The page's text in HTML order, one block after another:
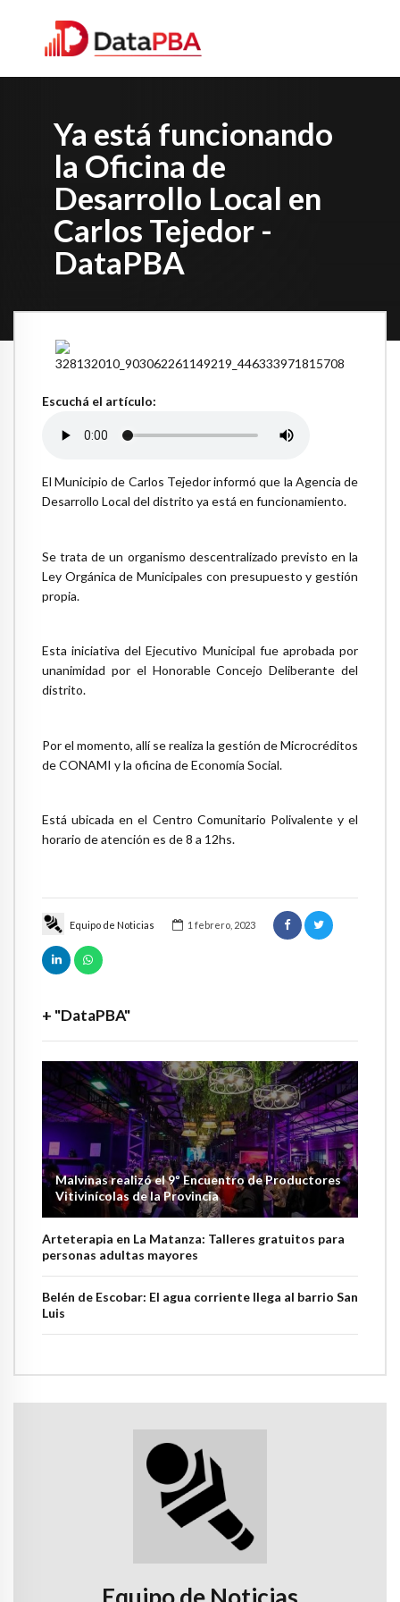
Ya está funcionando
la Oficina de
Desarrollo Local en
Carlos Tejedor -
DataPBA
Equipo de Noticias 1 febrero, 2023
+ "DataPBA"
Malvinas realizó el 9º Encuentro de Productores
Vitivinícolas de la Provincia
Arteterapia en La Matanza: Talleres gratuitos para
personas adultas mayores
Belén de Escobar: El agua corriente llega al barrio San
Luis
Escuchá el artículo:
El Municipio de Carlos Tejedor informó que la Agencia de
Desarrollo Local del distrito ya está en funcionamiento.
Se trata de un organismo descentralizado previsto en la
Ley Orgánica de Municipales con presupuesto y gestión
propia.
Esta iniciativa del Ejecutivo Municipal fue aprobada por
unanimidad por el Honorable Concejo Deliberante del
distrito.
Por el momento, allí se realiza la gestión de Microcréditos
de CONAMI y la oficina de Economía Social.
Está ubicada en el Centro Comunitario Polivalente y el
horario de atención es de 8 a 12hs.